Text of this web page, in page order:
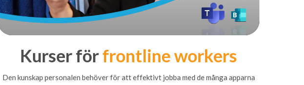
Kurser förfrontline workers
Den kunskap personalen behöver för att effektivt jobba med de många apparna